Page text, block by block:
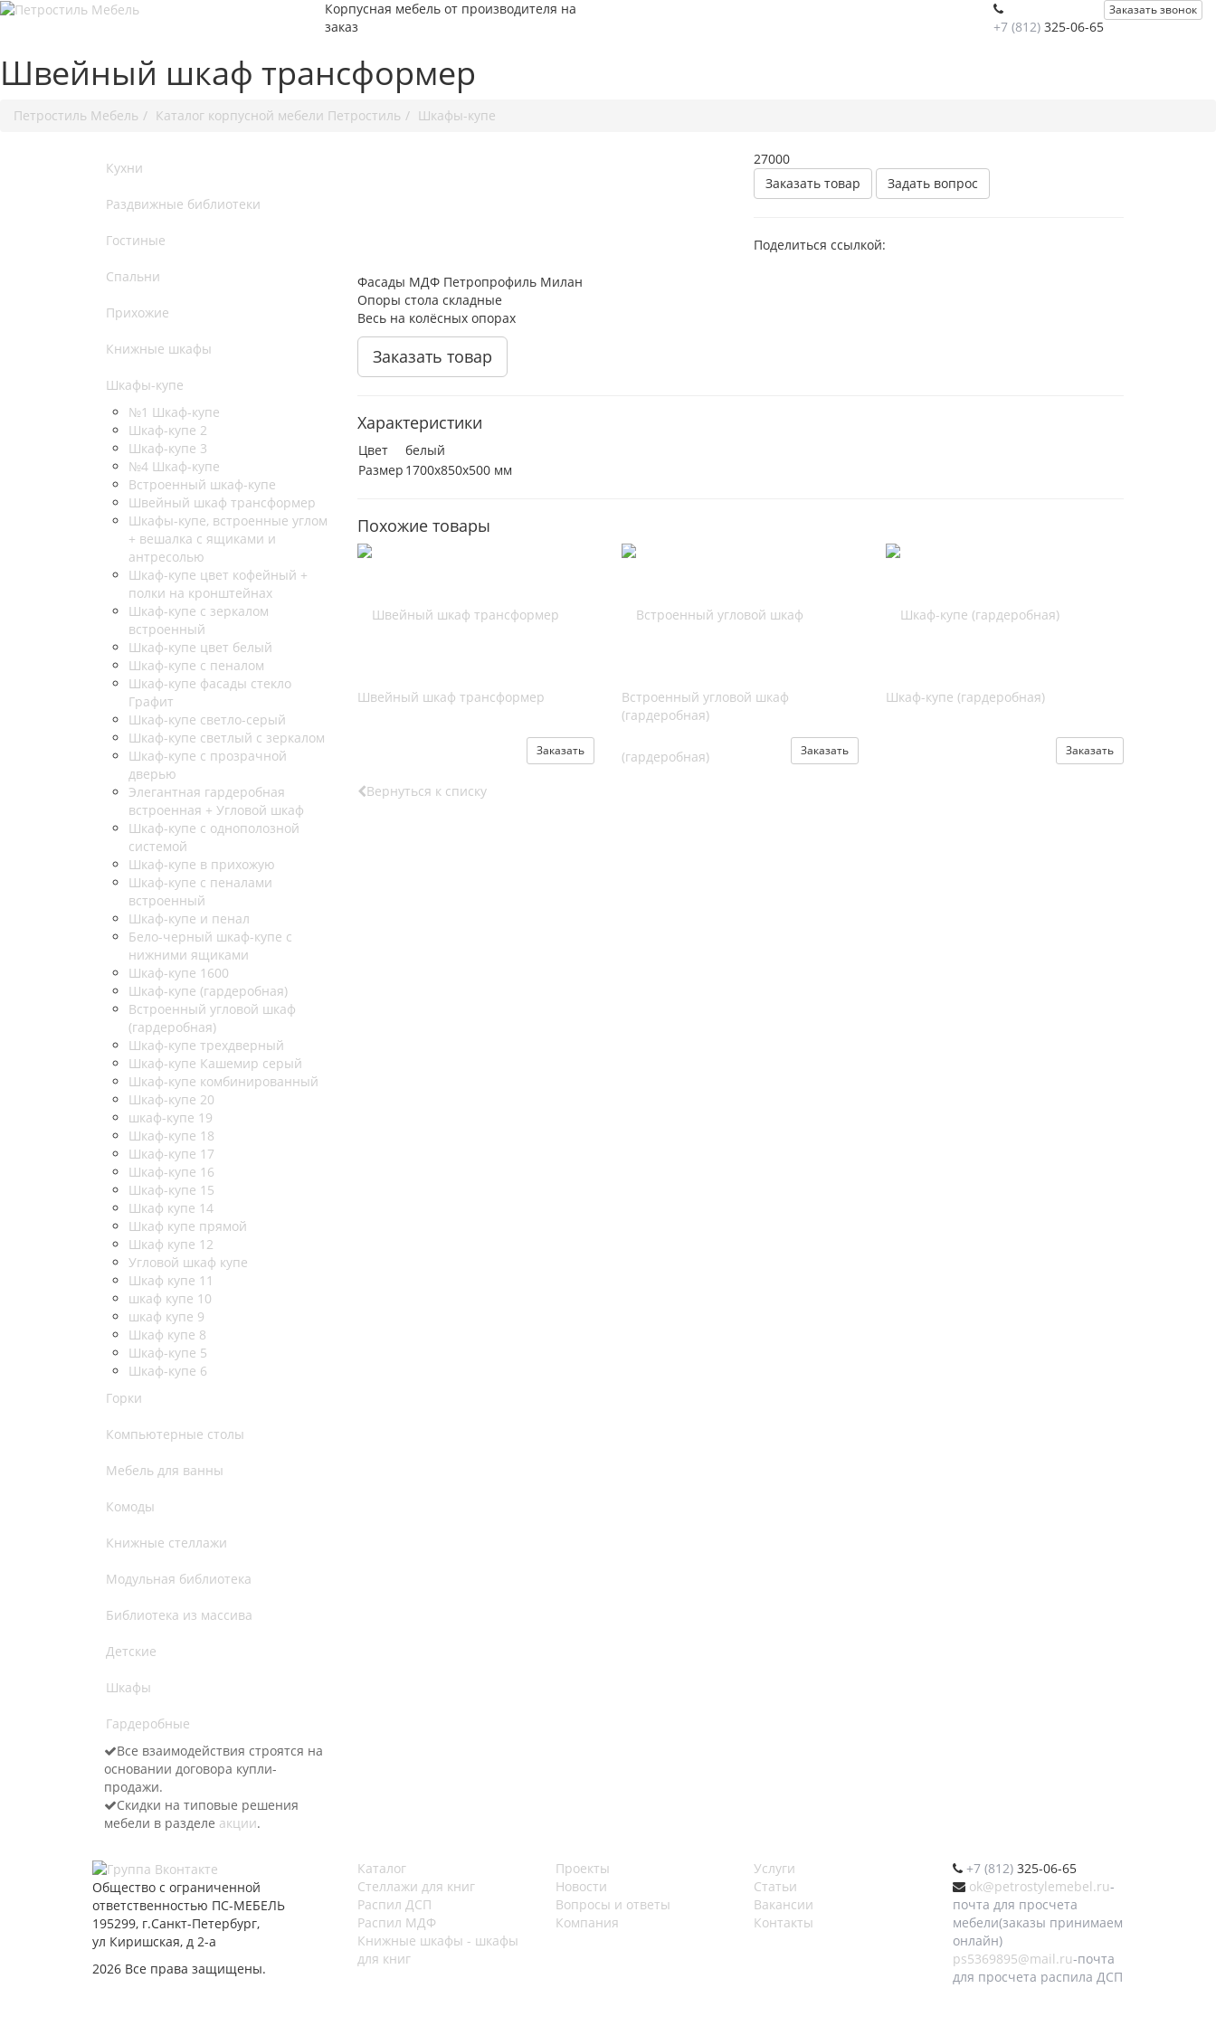
Корпусная мебель от производителя на
заказ
Заказать звонок
+7 (812) 325-06-65
Швейный шкаф трансформер
Петростиль Мебель Каталог корпусной мебели Петростиль Шкафы-купе
Кухни
Раздвижные библиотеки
Гостиные
Спальни
Прихожие
Книжные шкафы
Шкафы-купе
№1 Шкаф-купе
Шкаф-купе 2
Шкаф-купе 3
№4 Шкаф-купе
Встроенный шкаф-купе
Швейный шкаф трансформер
Шкафы-купе, встроенные углом
+ вешалка с ящиками и
антресолью
Шкаф-купе цвет кофейный +
полки на кронштейнах
Шкаф-купе с зеркалом
встроенный
Шкаф-купе цвет белый
Шкаф-купе с пеналом
Шкаф-купе фасады стекло
Графит
Шкаф-купе светло-серый
Шкаф-купе светлый с зеркалом
Шкаф-купе с прозрачной
дверью
Элегантная гардеробная
встроенная + Угловой шкаф
Шкаф-купе с однополозной
системой
Шкаф-купе в прихожую
Шкаф-купе с пеналами
встроенный
Шкаф-купе и пенал
Бело-черный шкаф-купе с
нижними ящиками
Шкаф-купе 1600
Шкаф-купе (гардеробная)
Встроенный угловой шкаф
(гардеробная)
Шкаф-купе трехдверный
Шкаф-купе Кашемир серый
Шкаф-купе комбинированный
Шкаф-купе 20
шкаф-купе 19
Шкаф-купе 18
Шкаф-купе 17
Шкаф-купе 16
Шкаф-купе 15
Шкаф купе 14
Шкаф купе прямой
Шкаф купе 12
Угловой шкаф купе
Шкаф купе 11
шкаф купе 10
шкаф купе 9
Шкаф купе 8
Шкаф-купе 5
Шкаф-купе 6
Горки
Компьютерные столы
Мебель для ванны
Комоды
Книжные стеллажи
Модульная библиотека
Библиотека из массива
Детские
Шкафы
Гардеробные
Все взаимодействия строятся на
основании договора купли-
продажи.
Скидки на типовые решения
мебели в разделе акции.
27000
Заказать товар
Задать вопрос
Поделиться ссылкой:
Фасады МДФ Петропрофиль Милан
Опоры стола складные
Весь на колёсных опорах
Заказать товар
Характеристики
Цвет
белый
Размер 1700х850х500 мм
Похожие товары
Швейный шкаф трансформер
Заказать
Встроенный угловой шкаф
(гардеробная)
Заказать
Шкаф-купе (гардеробная)
Заказать
Вернуться к списку
Общество с ограниченной
ответственностью ПС-МЕБЕЛЬ
195299, г.Санкт-Петербург,
ул Киришская, д 2-а
2026 Все права защищены.
Каталог Проекты
Услуги
Стеллажи для книг
Новости
Статьи
Распил ДСП
Вопросы и ответы
Вакансии
Распил МДФ
Компания
Контакты
Книжные шкафы - шкафы
для книг
+7 (812)325-06-65
ok@petrostylemebel.ru-
почта для просчета
мебели(заказы принимаем
онлайн)
ps5369895@mail.ru-почта
для просчета распила ДСП